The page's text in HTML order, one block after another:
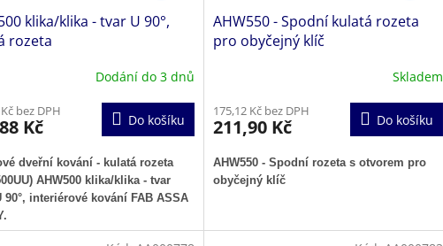
klika/klika - tvar U 90°,
rozeta
Dodání do 3 dnů
bez DPH
Kč Do košíku
dveřní kování - kulatá rozeta
AHW500 klika/klika - tvar
90°, interiérové kování FAB ASSA
AHW550 - Spodní kulatá rozeta
pro obyčejný klíč
Skladem
175,12 Kč bez DPH
211,90 Kč Do košíku
AHW550 - Spodní rozeta s otvorem pro
obyčejný klíč